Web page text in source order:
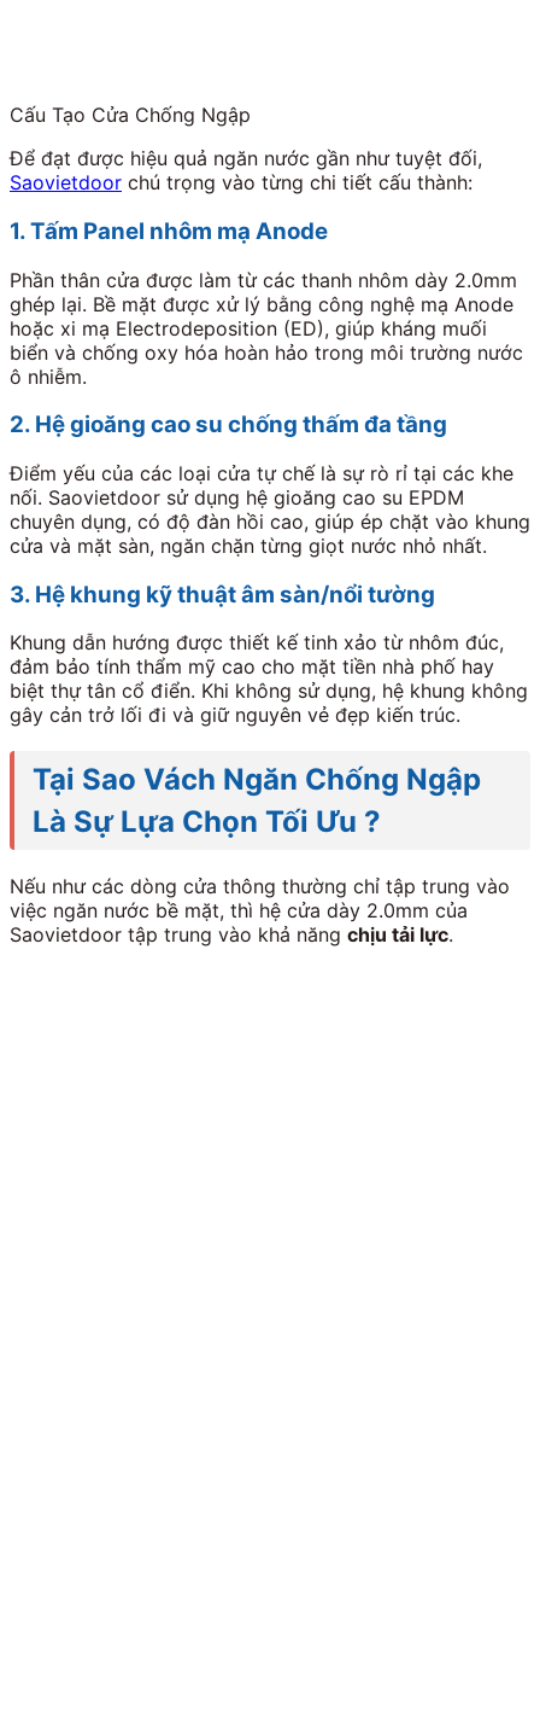
Cấu Tạo Cửa Chống Ngập
Để đạt được hiệu quả ngăn nước gần như tuyệt đối,
Saovietdoor chú trọng vào từng chi tiết cấu thành:
1. Tấm Panel nhôm mạ Anode
Phần thân cửa được làm từ các thanh nhôm dày 2.0mm
ghép lại. Bề mặt được xử lý bằng công nghệ mạ Anode
hoặc xi mạ Electrodeposition (ED), giúp kháng muối
biển và chống oxy hóa hoàn hảo trong môi trường nước
ô nhiễm.
2. Hệ gioăng cao su chống thấm đa tầng
Điểm yếu của các loại cửa tự chế là sự rò rỉ tại các khe
nối. Saovietdoor sử dụng hệ gioăng cao su EPDM
chuyên dụng, có độ đàn hồi cao, giúp ép chặt vào khung
cửa và mặt sàn, ngăn chặn từng giọt nước nhỏ nhất.
3. Hệ khung kỹ thuật âm sàn/nổi tường
Khung dẫn hướng được thiết kế tinh xảo từ nhôm đúc,
đảm bảo tính thẩm mỹ cao cho mặt tiền nhà phố hay
biệt thự tân cổ điển. Khi không sử dụng, hệ khung không
gây cản trở lối đi và giữ nguyên vẻ đẹp kiến trúc.
Tại Sao Vách Ngăn Chống Ngập
Là Sự Lựa Chọn Tối Ưu ?
Nếu như các dòng cửa thông thường chỉ tập trung vào
việc ngăn nước bề mặt, thì hệ cửa dày 2.0mm của
Saovietdoor tập trung vào khả năng chịu tải lực.